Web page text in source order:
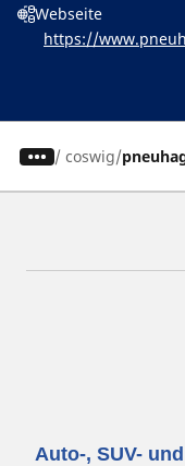
Webseite
https://
/ coswig
Auto-, SUV-